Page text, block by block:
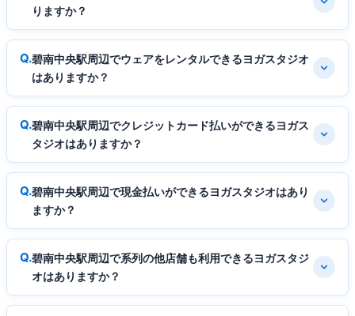
りますか？
碧南中央駅周辺でウェアをレンタルできるヨガスタジオ
はありますか？
碧南中央駅周辺でクレジットカード払いができるヨガス
タジオはありますか？
碧南中央駅周辺で現金払いができるヨガスタジオはあり
ますか？
碧南中央駅周辺で系列の他店舗も利用できるヨガスタジ
オはありますか？